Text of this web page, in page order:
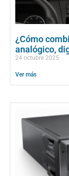
¿Cómo
analógico,
24 octubre 2025
Ver más